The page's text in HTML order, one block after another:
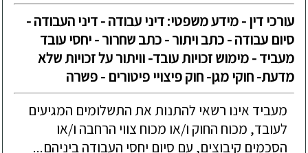
עורכי דין - מידע משפטי: דיני עבודה - דיני העבודה -
סיום עבודה - כתב ויתור - כתב שחרור - יחסי עובד
מעביד - מימוש זכויות עובד- וויתור על זכויות שלא
מדעת- חוקי מגן- חוק פיצויי פיטורים - פשרה
מעביד אינו רשאי להתנות את התשלומים המגיעים
לעובד, מכוח החוק ו/או מכוח צווי הרחבה ו/או
הסכמים קיבוצים, עם סיום יחסי העבודה ביניהם...